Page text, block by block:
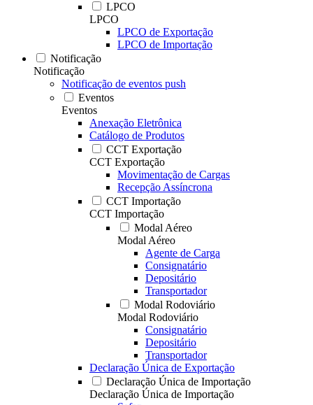
LPCO
LPCO
LPCO de Exportação
LPCO de Importação
Notificação
Notificação
Notificação de eventos push
Eventos
Eventos
Anexação Eletrônica
Catálogo de Produtos
CCT Exportação
CCT Exportação
Movimentação de Cargas
Recepção Assíncrona
CCT Importação
CCT Importação
Modal Aéreo
Modal Aéreo
Agente de Carga
Consignatário
Depositário
Transportador
Modal Rodoviário
Modal Rodoviário
Consignatário
Depositário
Transportador
Declaração Única de Exportação
Declaração Única de Importação
Declaração Única de Importação